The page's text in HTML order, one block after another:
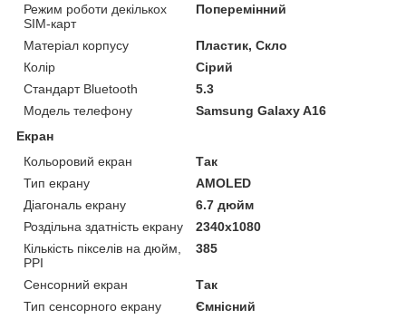
Режим роботи декількох
SIM-карт
Поперемінний
Матеріал корпусу
Пластик, Скло
Колір
Сірий
Стандарт Bluetooth
5.3
Модель телефону
Samsung Galaxy A16
Екран
Кольоровий екран
Так
Тип екрану
AMOLED
Діагональ екрану
6.7 дюйм
Роздільна здатність екрану
2340х1080
Кількість пікселів на дюйм,
PPI
385
Сенсорний екран
Так
Тип сенсорного екрану
Ємнісний